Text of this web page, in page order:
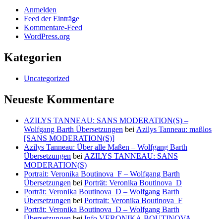
Anmelden
Feed der Einträge
Kommentare-Feed
WordPress.org
Kategorien
Uncategorized
Neueste Kommentare
AZILYS TANNEAU: SANS MODERATION(S) –
Wolfgang Barth Übersetzungen bei Azilys Tanneau: maßlos
[SANS MODERATION(S)]
Azilys Tanneau: Über alle Maßen – Wolfgang Barth
Übersetzungen bei AZILYS TANNEAU: SANS
MODERATION(S)
Portrait: Veronika Boutinova_F – Wolfgang Barth
Übersetzungen bei Porträt: Veronika Boutinova_D
Porträt: Veronika Boutinova_D – Wolfgang Barth
Übersetzungen bei Portrait: Veronika Boutinova_F
Porträt: Veronika Boutinova_D – Wolfgang Barth